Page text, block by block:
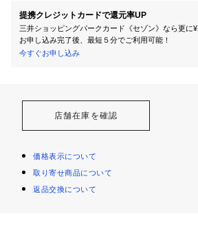
提携クレジットカードで還元率UP
三井ショッピングパークカード《セゾン》なら更に
お申し込み完了後、最短５分でご利用可能！
今すぐお申し込み
店舗在庫を確認
価格表示について
取り寄せ商品について
返品交換について